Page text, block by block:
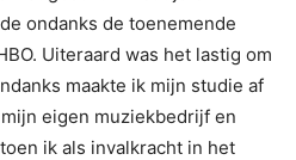
ondanks de toenemende
Uiteraard was het lastig om
maakte ik mijn studie af
eigen muziekbedrijf en
ik als invalkracht in het